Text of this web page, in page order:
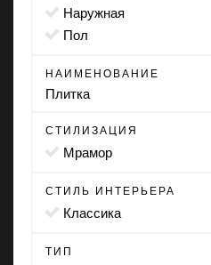
наружная
пол
НАИМЕНОВАНИЕ
Плитка
СТИЛИЗАЦИЯ
мрамор
СТИЛЬ ИНТЕРЬЕРА
классика
ТИП